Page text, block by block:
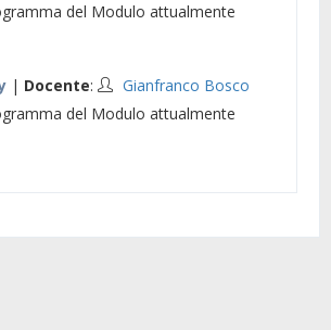
del Modulo attualmente
| Docente:
Gianfranco Bosco
del Modulo attualmente